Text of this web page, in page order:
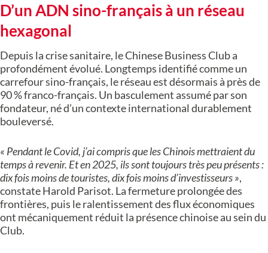
D’un ADN sino-français à un réseau
hexagonal
Depuis la crise sanitaire, le Chinese Business Club a
profondément évolué. Longtemps identifié comme un
carrefour sino-français, le réseau est désormais à près de
90 % franco-français. Un basculement assumé par son
fondateur, né d’un contexte international durablement
bouleversé.
« Pendant le Covid, j’ai compris que les Chinois mettraient du
temps à revenir. Et en 2025, ils sont toujours très peu présents :
dix fois moins de touristes, dix fois moins d’investisseurs »,
constate Harold Parisot. La fermeture prolongée des
frontières, puis le ralentissement des flux économiques
ont mécaniquement réduit la présence chinoise au sein du
Club.